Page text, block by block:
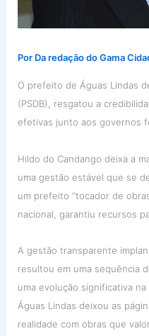
Por Da redação do Gama
O prefeito de Águas Lindas
(PSDB), resgatou a
efetivas junto aos governos
Hildo do Candango deixa a
uma gestão estável que se
um prefeito “tocador de
nacional, garantiu recursos
A gestão transparente
resultou em uma sequência
uma evolução significativa
Águas Lindas deixou as
realidade com obras que